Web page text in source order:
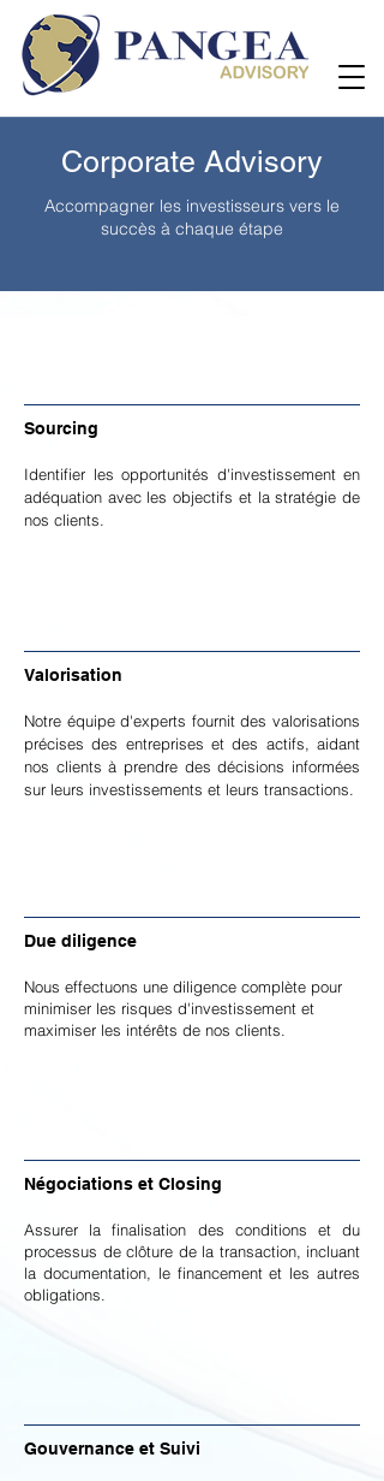
Corporate Advisory
Accompagner les investisseurs vers le
succès à chaque étape
Sourcing
Identifier les opportunités d'investissement en
adéquation avec les objectifs et la stratégie de
nos clients.
Valorisation
Notre équipe d'experts fournit des valorisations
précises des entreprises et des actifs, aidant
nos clients à prendre des décisions informées
sur leurs investissements et leurs transactions.
Due diligence
Nous effectuons une diligence complète pour
minimiser les risques d'investissement et
maximiser les intérêts de nos clients.
Négociations et Closing
Assurer la finalisation des conditions et du
processus de clôture de la transaction, incluant
la documentation, le financement et les autres
obligations.
Gouvernance et Suivi